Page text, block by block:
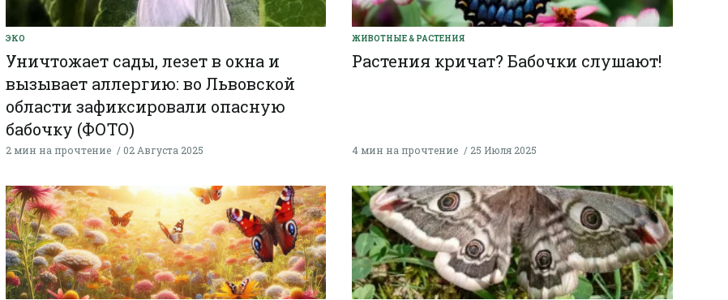
ЭКО
Уничтожает сады, лезет в окна и
вызывает аллергию: во Львовской
области зафиксировали опасную
бабочку (ФОТО)
2 мин на прочтение 02 Августа 2025
ЖИВОТНЫЕ & РАСТЕНИЯ
Растения кричат? Бабочки слушают!
4 мин на прочтение 25 Июля 2025